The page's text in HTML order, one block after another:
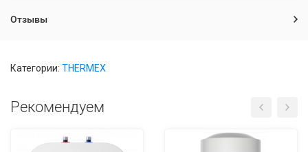
Отзывы
Категории: THERMEX
Рекомендуем